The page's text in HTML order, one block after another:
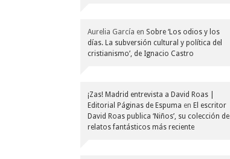
Aurelia García en Sobre ‘Los odios y los
días. La subversión cultural y política del
cristianismo’, de Ignacio Castro
¡Zas! Madrid entrevista a David Roas |
Editorial Páginas de Espuma en El escritor
David Roas publica ‘Niños’, su colección de
relatos fantásticos más reciente